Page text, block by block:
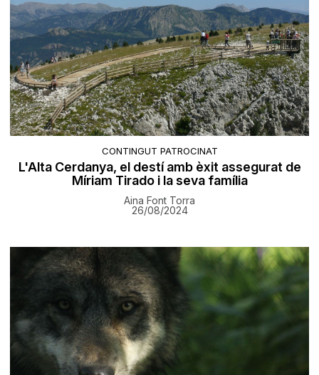
CONTINGUT PATROCINAT
L'Alta Cerdanya, el destí amb èxit assegurat de
Míriam Tirado i la seva família
Aina Font Torra
26/08/2024